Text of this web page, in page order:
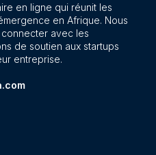
en ligne qui réunit les
en Afrique. Nous
avec les
de soutien aux startups
entreprise.